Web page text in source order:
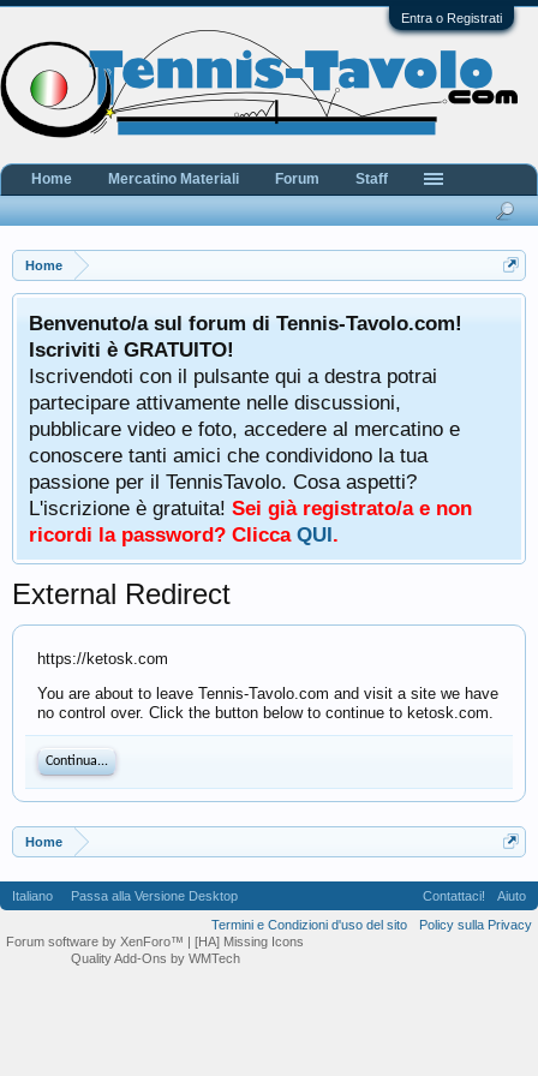
Entra o Registrati
Home
Benvenuto/a sul forum di Tennis-Tavolo.com!
Iscriviti è GRATUITO!
Iscrivendoti con il pulsante qui a destra potrai
partecipare attivamente nelle discussioni,
pubblicare video e foto, accedere al mercatino e
conoscere tanti amici che condividono la tua
passione per il TennisTavolo. Cosa aspetti?
L'iscrizione è gratuita! Sei già registrato/a e non
ricordi la password? Clicca QUI.
External Redirect
https://ketosk.com
You are about to leave Tennis-Tavolo.com and visit a site we have
no control over. Click the button below to continue to ketosk.com.
Continua...
Home
Home Mercatino Materiali Forum Staff
Italiano Passa alla Versione Desktop Contattaci!
Aiuto
Termini e Condizioni d'uso del sito
Policy sulla Privacy
Forum software by XenForo™ | [HA] Missing Icons
Quality Add-Ons by WMTech